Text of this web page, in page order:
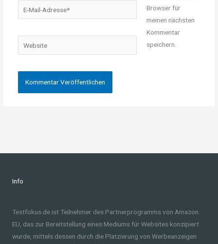
Mail-
Website
Browser für
meinen nächsten
Kommentar
speichern.
Info
Testfokus.de ist Teilnehmer des Partnerprogramms von Amazon
EU, das zur Bereitstellung eines Mediums für Websites konzipiert
wurde, mittels dessen durch die Platzierung von Werbeanzeigen